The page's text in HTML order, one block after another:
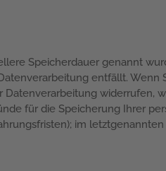
Speicherdauer genannt
entfällt. Wenn
widerrufen,
für die Speicherung Ihrer
im